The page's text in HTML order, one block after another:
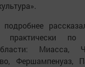
практически
Миасса,
Фершампенуаз,